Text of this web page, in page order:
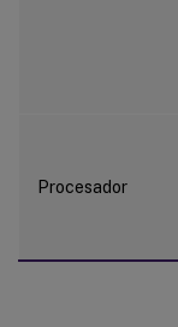
Procesador